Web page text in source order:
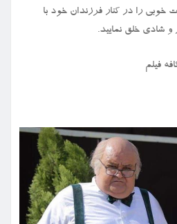
خوبی را در کنار فرزندان خود با
فیلم